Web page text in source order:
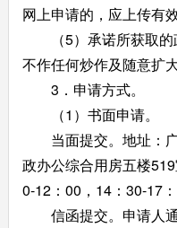
网上申请的，应上传有
（5）承诺所获取的
不作任何炒作及随意扩
3．申请方式。
（1）书面申请。
当面提交。地址：广
政办公综合用房五楼
0-12：00，14：30-17
信函提交。申请人通